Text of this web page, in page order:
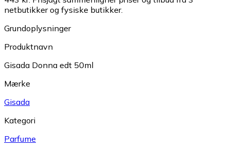
netbutikker og fysiske butikker.
Grundoplysninger
Produktnavn
Gisada Donna edt 50ml
Mærke
Gisada
Kategori
Parfume